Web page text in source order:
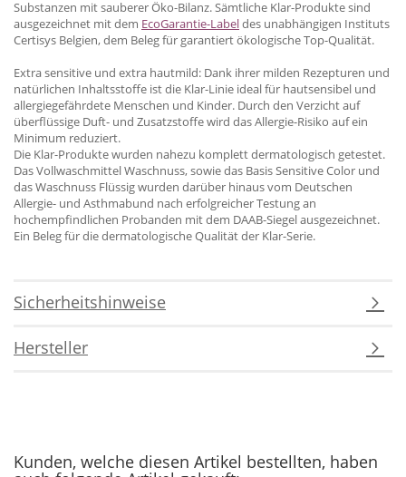
Substanzen mit sauberer Öko-Bilanz. Sämtliche Klar-Produkte sind
ausgezeichnet mit dem EcoGarantie-Labeldes unabhängigen Instituts
Certisys Belgien, dem Beleg für garantiert ökologische Top-Qualität.
Extra sensitive und extra hautmild: Dank ihrer milden Rezepturen und
natürlichen Inhaltsstoffe ist die Klar-Linie ideal für hautsensibel und
allergiegefährdete Menschen und Kinder. Durch den Verzicht auf
überflüssige Duft- und Zusatzstoffe wird das Allergie-Risiko auf ein
Minimum reduziert.
Die Klar-Produkte wurden nahezu komplett dermatologisch getestet.
Das Vollwaschmittel Waschnuss, sowie das Basis Sensitive Color und
das Waschnuss Flüssig wurden darüber hinaus vom Deutschen
Allergie- und Asthmabund nach erfolgreicher Testung an
hochempfindlichen Probanden mit dem DAAB-Siegel ausgezeichnet.
Ein Beleg für die dermatologische Qualität der Klar-Serie.
Sicherheitshinweise
Hersteller
Kunden, welche diesen Artikel bestellten, haben